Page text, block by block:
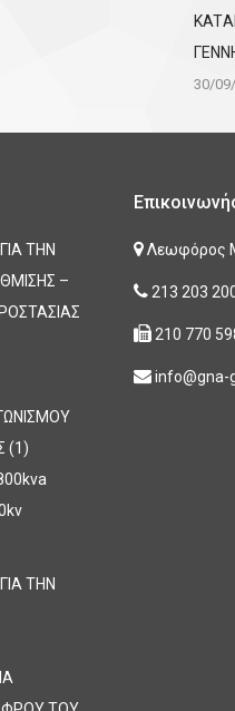
30/
ΤΗΝ
–
(1)
ΤΗΝ
Λεωφόρος
213 203
210 770
info@gna-